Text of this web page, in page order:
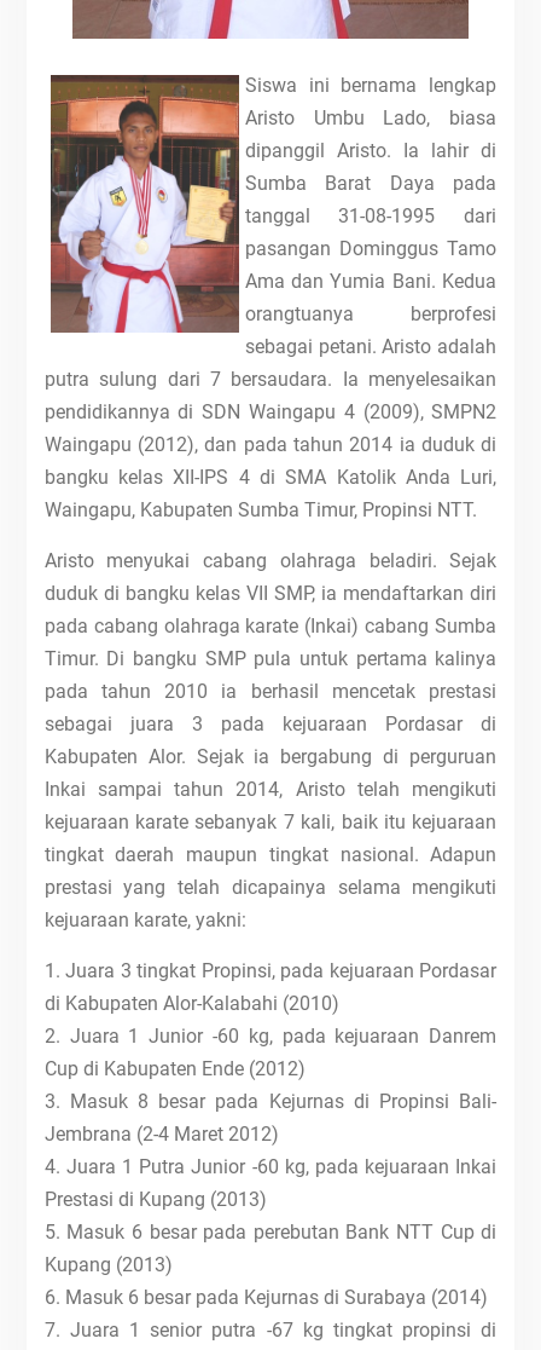
Siswa ini bernama lengkap
Aristo Umbu Lado, biasa
dipanggil Aristo. Ia lahir di
Sumba Barat Daya pada
tanggal 31-08-1995 dari
pasangan Dominggus Tamo
Ama dan Yumia Bani. Kedua
orangtuanya berprofesi
sebagai petani. Aristo adalah
putra sulung dari 7 bersaudara. Ia menyelesaikan
pendidikannya di SDN Waingapu 4 (2009), SMPN2
Waingapu (2012), dan pada tahun 2014 ia duduk di
bangku kelas XII-IPS 4 di SMA Katolik Anda Luri,
Waingapu, Kabupaten Sumba Timur, Propinsi NTT.
Aristo menyukai cabang olahraga beladiri.Sejak
duduk di bangku kelas VII SMP, ia mendaftarkan diri
pada cabang olahraga karate (Inkai) cabang Sumba
Timur. Di bangku SMP pula untuk pertama kalinya
pada tahun 2010 ia berhasil mencetak prestasi
sebagai juara 3 pada kejuaraan Pordasar di
Kabupaten Alor. Sejak ia bergabung di perguruan
Inkai sampai tahun 2014, Aristo telah mengikuti
kejuaraan karate sebanyak 7 kali, baik itu kejuaraan
tingkat daerah maupun tingkat nasional. Adapun
prestasi yang telah dicapainya selama mengikuti
kejuaraan karate, yakni:
1. Juara 3 tingkat Propinsi, pada kejuaraan Pordasar
di Kabupaten Alor-Kalabahi (2010)
2. Juara 1 Junior -60 kg, pada kejuaraan Danrem
Cup di Kabupaten Ende (2012)
3. Masuk 8 besar pada Kejurnas di Propinsi Bali-
Jembrana (2-4 Maret 2012)
4. Juara 1 Putra Junior -60 kg, pada kejuaraan Inkai
Prestasi di Kupang (2013)
5. Masuk 6 besar pada perebutan Bank NTT Cup di
Kupang (2013)
6. Masuk 6 besar pada Kejurnas di Surabaya (2014)
7. Juara 1 senior putra -67 kg tingkat propinsi di